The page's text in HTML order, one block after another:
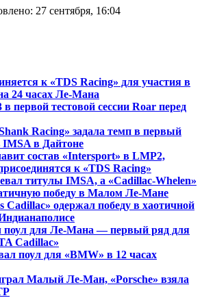
27 сентября, 16:04
к «TDS Racing» для участия в
24 часах Ле-Мана
в первой тестовой сессии Roar перед
Racing» задала темп в первый
IMSA в Дайтоне
состав «Intersport» в LMP2,
к «TDS Racing»
титулы IMSA, а «Cadillac-Whelen»
победу в Малом Ле-Мане
Cadillac» одержал победу в хаотичной
поул для Ле-Мана — первый ряд для
Cadillac»
поул для «BMW» в 12 часах
Малый Ле-Ман, «Porsche» взяла